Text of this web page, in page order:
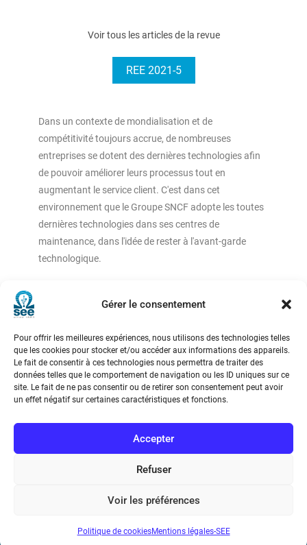
Gérer le consentement
Pour offrir les meilleures expériences, nous utilisons des technologies telles
que les cookies pour stocker et/ou accéder aux informations des appareils.
Le fait de consentir à ces technologies nous permettra de traiter des
données telles que le comportement de navigation ou les ID uniques sur ce
site. Le fait de ne pas consentir ou de retirer son consentement peut avoir
un effet négatif sur certaines caractéristiques et fonctions.
Accepter
Refuser
Voir les préférences
Politique de cookiesMentions légales-SEE
Voir tous les articles de la revue
REE 2021-5
Dans un contexte de mondialisation et de
compétitivité toujours accrue, de nombreuses
entreprises se dotent des dernières technologies afin
de pouvoir améliorer leurs processus tout en
augmentant le service client. C'est dans cet
environnement que le Groupe SNCF adopte les toutes
dernières technologies dans ses centres de
maintenance, dans l'idée de rester à l'avant-garde
technologique.
compétitivité toujours accrue, de nombreuses
de pouvoir améliorer leurs processus tout en
augmentant le service client.
C’est dans cet environnement que le Groupe SNCF
adopte les toutes dernières technologies dans ses
centres de maintenance, dans l’idée de rester à l’avant-